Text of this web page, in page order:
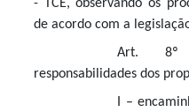
- TCE, observando os
de acordo com a
Art. 8º
responsabilidades dos
I –